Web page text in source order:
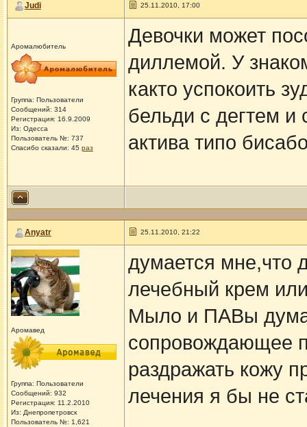
Judi 25.11.2010, 17:00
Аромалюбитель
Группа: Пользователи
Сообщений: 314
Регистрация: 16.9.2009
Из: Одесса
Пользователь №: 737
Спасибо сказали: 45 раз
Девочки может
диллемой. У
както успокоить
бельди с дегтем и
актива типо
Anyatr 25.11.2010, 21:22
Аромавед
Группа: Пользователи
Сообщений: 932
Регистрация: 11.2.2010
Из: Днепропетровск
Пользователь №: 1,621
думается мне,что
лечебный крем
Мыло и ПАВы
сопровождающее
раздражать кожу
лечения я бы не